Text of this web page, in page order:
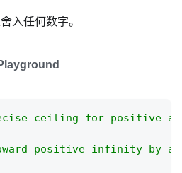
入任何数字。
ceiling for positive
positive infinity by